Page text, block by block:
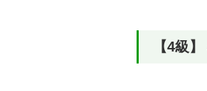
【4級】